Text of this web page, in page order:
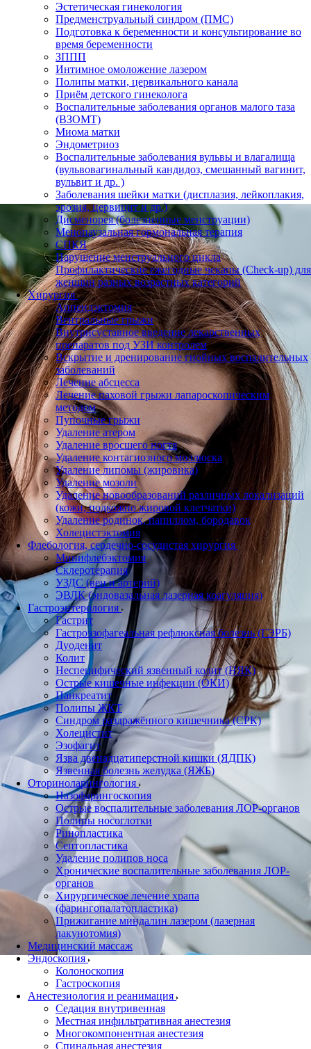
Эстетическая гинекология
Предменструальный синдром (ПМС)
Подготовка к беременности и консультирование во
время беременности
ЗППП
Интимное омоложение лазером
Полипы матки, цервикального канала
Приём детского гинеколога
Воспалительные заболевания органов малого таза
(ВЗОМТ)
Миома матки
Эндометриоз
Воспалительные заболевания вульвы и влагалища
(вульвовагинальный кандидоз, смешанный вагинит,
вульвит и др. )
Заболевания шейки матки (дисплазия, лейкоплакия,
эрозия, цервицит и др.)
Дисменорея (болезненные менструации)
Менопаузальная гормональная терапия
СПКЯ
Нарушение менструального цикла
Профилактические ежегодные чекапы (Check-up) для
женщин разных возрастных категорий
Хирургия
Аппендэктомия
Вентральные грыжи
Внутрисуставное введение лекарственных
препаратов под УЗИ контролем
Вскрытие и дренирование гнойных воспалительных
заболеваний
Лечение абсцесса
Лечение паховой грыжи лапароскопическим
методом
Пупочные грыжи
Удаление атером
Удаление вросшего ногтя
Удаление контагиозного моллюска
Удаление липомы (жировика)
Удаление мозоли
Удаление новообразований различных локализаций
(кожи, подкожно жировой клетчатки)
Удаление родинок, папиллом, бородавок
Холецистэктомия
Флебология, сердечно-сосудистая хирургия
Минифлебэктомия
Склеротерапия
УЗДС (вен и артерий)
ЭВЛК (эндовазальная лазерная коагуляция)
Гастроэнтерология
Гастрит
Гастроэзофагеальная рефлюксная болезнь (ГЭРБ)
Дуоденит
Колит
Неспецифический язвенный колит (НЯК)
Острые кишечные инфекции (ОКИ)
Панкреатит
Полипы ЖКТ
Синдром раздражённого кишечника (СРК)
Холецистит
Эзофагит
Язва двенадцатиперстной кишки (ЯДПК)
Язвенная болезнь желудка (ЯЖБ)
Оториноларингология
Назофарингоскопия
Острые воспалительные заболевания ЛОР-органов
Полипы носоглотки
Ринопластика
Септопластика
Удаление полипов носа
Хронические воспалительные заболевания ЛОР-
органов
Хирургическое лечение храпа
(фарингопалатопластика)
Прижигание миндалин лазером (лазерная
лакунотомия)
Медицинский массаж
Эндоскопия
Колоноскопия
Гастроскопия
Анестезиология и реанимация
Cедация внутривенная
Местная инфильтративная анестезия
Многокомпонентная анестезия
Спинальная анестезия